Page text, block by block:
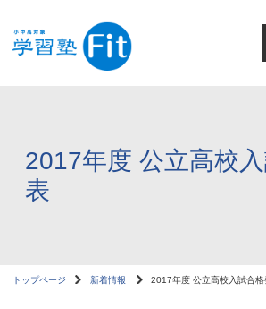
2017年度 公立高校
表
トップページ 新着情報 2017年度 公立高校入試合格